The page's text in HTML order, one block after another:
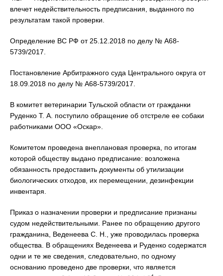
влечет недействительность предписания, выданного по
результатам такой проверки.
Определение ВС РФ от 25.12.2018 по делу № А68-
5739/2017.
Постановление Арбитражного суда Центрального округа от
18.09.2018 по делу № А68-5739/2017.
В комитет ветеринарии Тульской области от гражданки
Руденко Т. А. поступило обращение об отстреле ее собаки
работниками ООО «Оскар».
Комитетом проведена внеплановая проверка, по итогам
которой обществу выдано предписание: возложена
обязанность предоставить документы об утилизации
биологических отходов, их перемещении, дезинфекции
инвентаря.
Приказ о назначении проверки и предписание признаны
судом недействительными. Ранее по обращению другого
гражданина, Веденеева С. Н., уже проводилась проверка
общества. В обращениях Веденеева и Руденко содержатся
одни и те же сведения, следовательно, по одному
основанию проведено две проверки, что является